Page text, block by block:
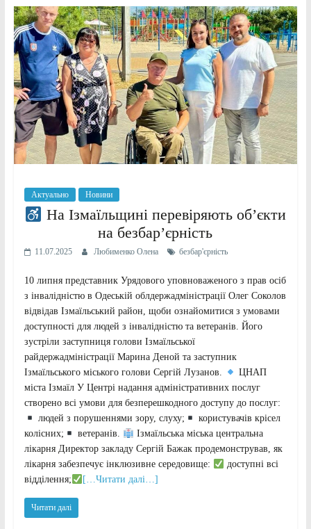
Актуально Новини
На Ізмаїльщині перевіряють об’єкти
на безбар’єрність
11.07.2025 Любименко Олена безбар'єрність
10 липня представник Урядового уповноваженого з прав осіб
з інвалідністю в Одеській облдержадміністрації Олег Соколов
відвідав Ізмаїльський район, щоби ознайомитися з умовами
доступності для людей з інвалідністю та ветеранів. Його
зустріли заступниця голови Ізмаїльської
райдержадміністрації Марина Деной та заступник
Ізмаїльського міського голови Сергій Лузанов.
ЦНАП
міста Ізмаїл У Центрі надання адміністративних послуг
створено всі умови для безперешкодного доступу до послуг:
людей з порушеннями зору, слуху;
користувачів крісел
колісних;
ветеранів.
Ізмаїльська міська центральна
лікарня Директор закладу Сергій Бажак продемонстрував, як
лікарня забезпечує інклюзивне середовище:
доступні всі
відділення;
[…Читати далі…]
Читати далі